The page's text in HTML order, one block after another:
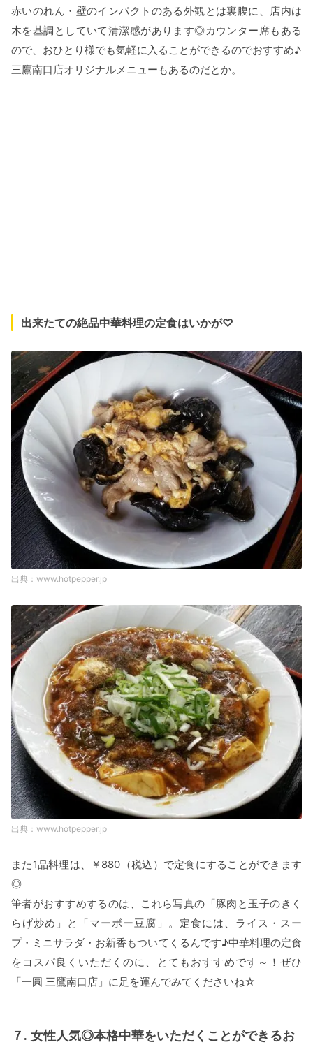
赤いのれん・壁のインパクトのある外観とは裏腹に、店内は
木を基調としていて清潔感があります◎カウンター席もある
ので、おひとり様でも気軽に入ることができるのでおすすめ♪
三鷹南口店オリジナルメニューもあるのだとか。
出来たての絶品中華料理の定食はいかが♡
www.hotpepper.jp
www.hotpepper.jp
また1品料理は、￥880（税込）で定食にすることができます
◎
筆者がおすすめするのは、これら写真の「豚肉と玉子のきく
らげ炒め」と「マーボー豆腐」。定食には、ライス・スー
プ・ミニサラダ・お新香もついてくるんです♪中華料理の定食
をコスパ良くいただくのに、とてもおすすめです～！ぜひ
「一圓 三鷹南口店」に足を運んでみてくださいね☆
７. 女性人気◎本格中華をいただくことができるお